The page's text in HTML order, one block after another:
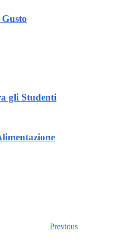
gli Studenti
Previous